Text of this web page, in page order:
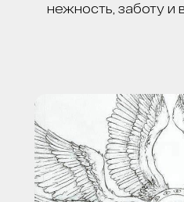
нежность, заботу и